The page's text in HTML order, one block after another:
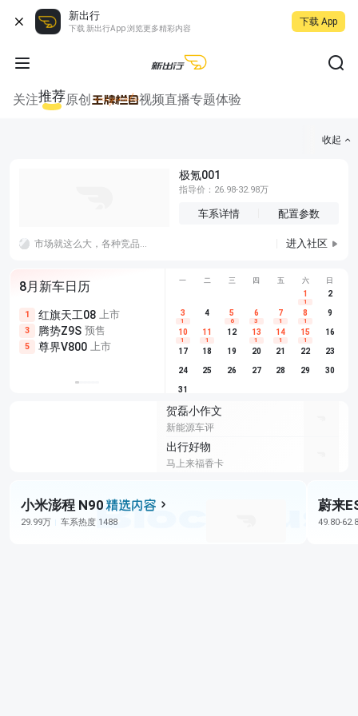
新出行
下载 新出行App 浏览更多精彩内容
下载 App
关注推荐原创 视频直播专题体验
收起
极氪001
指导价：26.98-32.98万
车系详情 配置参数
市场就这么大，各种竞品都在内卷。销量下滑是必然的，再加上网上爆出的各种故障～ 进入社区
8月新车日历
1 红旗天工08 上市
3 腾势Z9S 预售
5 尊界V800 上市
尊界V680 上市
享界G9 预售
别克至境L7 预售
埃安
长城H10
深蓝S05
一 二 三 四 五 六 日
1
1
2
3
1
4 5
6
6
3
7
1
8
1
9
10
1
11
1
12 13
1
14
1
15
1
16
17 18 19 20 21 22 23
24 25 26 27 28 29 30
31
贺磊小作文
新能源车评
出行好物
马上来福香卡
小米澎程 N90
29.99万 车系热度 1488
蔚来
49.80-